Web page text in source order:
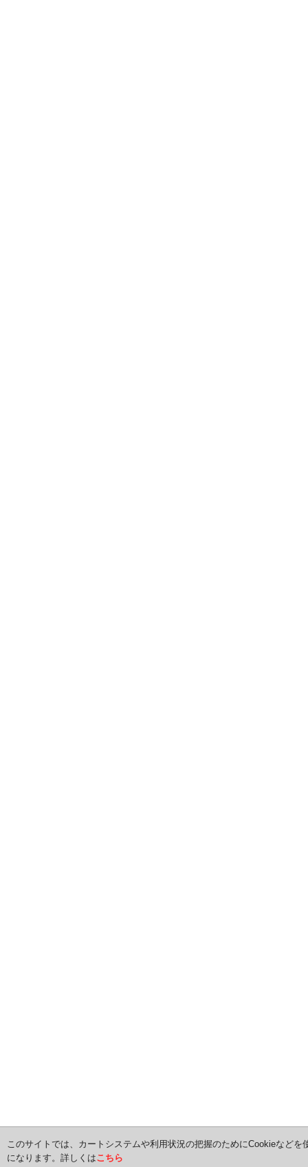
このサイトでは、カートシステムや利用状況の把握のためにCookieなど
になります。詳しくはこちら